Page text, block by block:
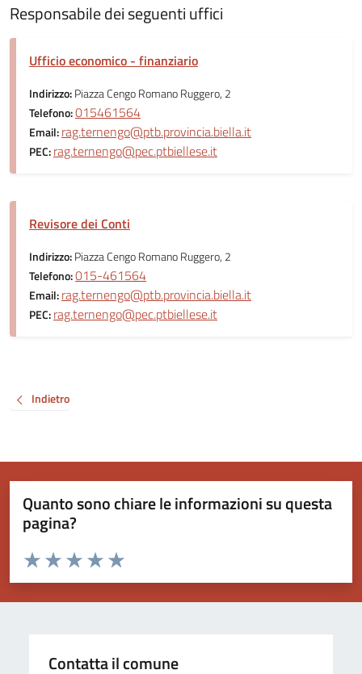
Responsabile dei seguenti uffici
Ufficio economico - finanziario
Indirizzo:Piazza Cengo Romano Ruggero, 2
Telefono:015461564
Email:rag.ternengo@ptb.provincia.biella.it
PEC:rag.ternengo@pec.ptbiellese.it
Revisore dei Conti
Indirizzo:Piazza Cengo Romano Ruggero, 2
Telefono:015-461564
Email:rag.ternengo@ptb.provincia.biella.it
PEC:rag.ternengo@pec.ptbiellese.it
Indietro
Quanto sono chiare le informazioni su questa
pagina?
Valuta da 1 a 5 stelle la pagina
Valuta 5 stelle su 5
Valuta 4 stelle su 5
Valuta 3 stelle su 5
Valuta 2 stelle su 5
Valuta 1 stelle su 5
Contatta il comune